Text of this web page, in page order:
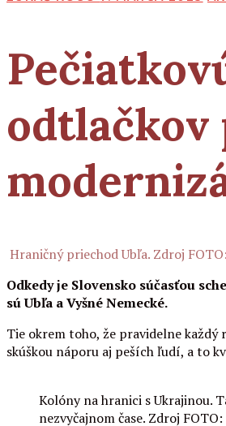
odtlačkov
Hraničný priechod Ubľa. Zdroj
Odkedy je Slovensko súčasťou
sú Ubľa a Vyšné Nemecké.
Tie okrem toho, že pravidelne
skúškou náporu aj peších ľudí, a to
Kolóny na hranici s Ukrajinou.
nezvyčajnom čase. Zdroj